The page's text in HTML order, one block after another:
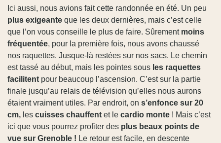
Ici aussi, nous avions fait cette randonnée en été. Un peu
plus exigeante que les deux dernières, mais c’est celle
que l’on vous conseille le plus de faire. Sûrement moins
fréquentée, pour la première fois, nous avons chaussé
nos raquettes. Jusque-là restées sur nos sacs. Le chemin
est tassé au début, mais les pointes sous les raquettes
facilitent pour beaucoup l’ascension. C’est sur la partie
finale jusqu’au relais de télévision qu’elles nous aurons
étaient vraiment utiles. Par endroit, on s’enfonce sur 20
cm, les cuisses chauffent et le cardio monte ! Mais c’est
ici que vous pourrez profiter des plus beaux points de
vue sur Grenoble ! Le retour est facile, en descente